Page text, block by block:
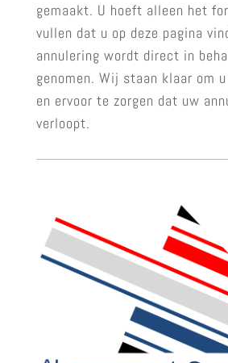
gemaakt. U hoeft alleen het
vullen dat u op deze pagina
annulering wordt direct in
genomen. Wij staan klaar om
en ervoor te zorgen dat uw
verloopt.